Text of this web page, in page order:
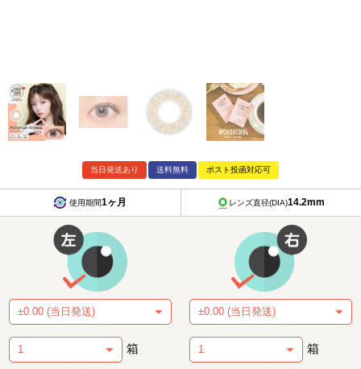
当日発送あり 送料無料 ポスト投函対応可
使用期間1ヶ月 レンズ直径(DIA)14.2mm
箱 箱